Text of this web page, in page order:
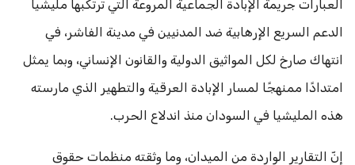
العبارات جريمة الإبادة الجماعية المروعة التي ترتكبها مليشيا
الدعم السريع الإرهابية ضد المدنيين في مدينة الفاشر، في
انتهاك صارخ لكل المواثيق الدولية والقانون الإنساني، وبما يمثل
امتدادًا ممنهجًا لمسار الإبادة العرقية والتطهير الذي مارسته
هذه المليشيا في السودان منذ اندلاع الحرب.
إنّ التقارير الواردة من الميدان، وما وثقته منظمات حقوق